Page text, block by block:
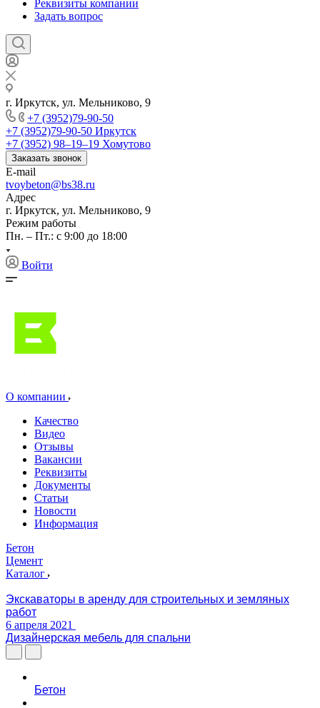
Реквизиты компании
Задать вопрос
г. Иркутск, ул. Мельниково, 9
+7 (3952)79-90-50
+7 (3952)79-90-50 Иркутск
+7 (3952) 98‒19‒19 Хомутово
Заказать звонок
E-mail
tvoybeton@bs38.ru
Адрес
г. Иркутск, ул. Мельниково, 9
Режим работы
Пн. – Пт.: с 9:00 до 18:00
Войти
О компании
Качество
Видео
Отзывы
Вакансии
Реквизиты
Документы
Статьи
Новости
Информация
Бетон
Цемент
Каталог
Экскаваторы в аренду для строительных и земляных
работ
6 апреля 2021
Дизайнерская мебель для спальни
Бетон